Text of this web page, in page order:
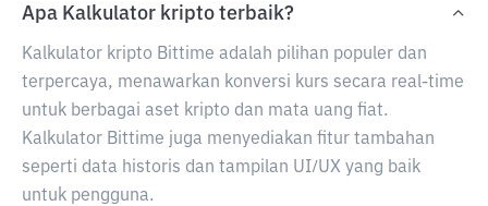
Apa Kalkulator kripto terbaik?
Kalkulator kripto Bittime adalah pilihan populer dan
terpercaya, menawarkan konversi kurs secara real-time
untuk berbagai aset kripto dan mata uang fiat.
Kalkulator Bittime juga menyediakan fitur tambahan
seperti data historis dan tampilan UI/UX yang baik
untuk pengguna.